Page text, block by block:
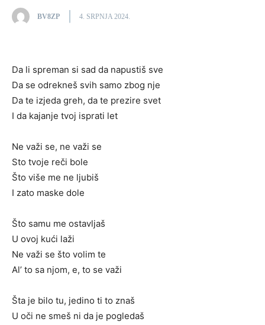
BV8ZP 4. SRPNJA 2024.
Da li spreman si sad da napustiš sve
Da se odrekneš svih samo zbog nje
Da te izjeda greh, da te prezire svet
I da kajanje tvoj isprati let
Ne važi se, ne važi se
Sto tvoje reči bole
Što više me ne ljubiš
I zato maske dole
Što samu me ostavljaš
U ovoj kući laži
Ne važi se što volim te
Al’ to sa njom, e, to se važi
Šta je bilo tu, jedino ti to znaš
U oči ne smeš ni da je pogledaš